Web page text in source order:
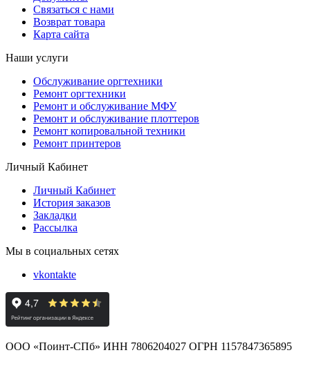
Связаться с нами
Возврат товара
Карта сайта
Наши услуги
Обслуживание оргтехники
Ремонт оргтехники
Ремонт и обслуживание МФУ
Ремонт и обслуживание плоттеров
Ремонт копировальной техники
Ремонт принтеров
Личный Кабинет
Личный Кабинет
История заказов
Закладки
Рассылка
Мы в социальных сетях
vkontakte
ООО «Поинт-СПб» ИНН 7806204027 ОГРН 1157847365895